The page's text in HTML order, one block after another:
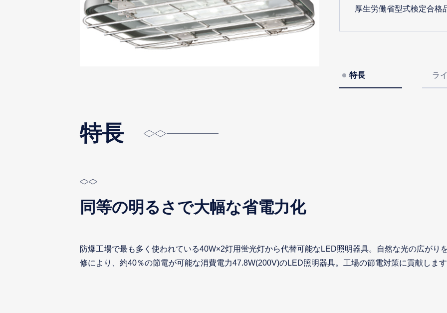
厚生労働省型式検定合格
特長 ラ
特長
同等の明るさで大幅な省電力化
防爆工場で最も多く使われている40W×2灯用蛍光灯から代替可能なLED照明器具。自然な光の広がり
修により、約40％の節電が可能な消費電力47.8W(200V)のLED照明器具。工場の節電対策に貢献します